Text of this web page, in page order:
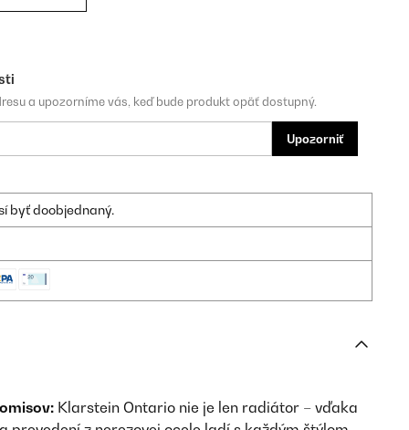
a upozorníme vás, keď bude produkt opäť dostupný.
Upozorniť
byť doobjednaný.
Klarstein Ontario nie je len radiátor – vďaka